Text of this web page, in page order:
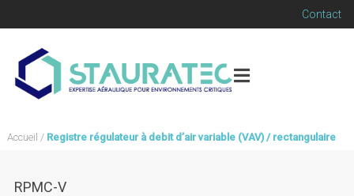
Contact
Accueil / Registre régulateur à debit d’air variable (VAV) / rectangulaire
RPMC-V